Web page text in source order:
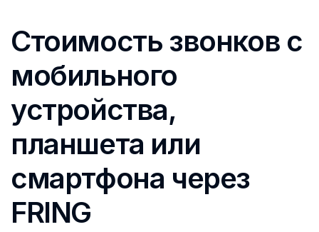
Стоимость звонков с
мобильного
устройства,
планшета или
смартфона через
FRING